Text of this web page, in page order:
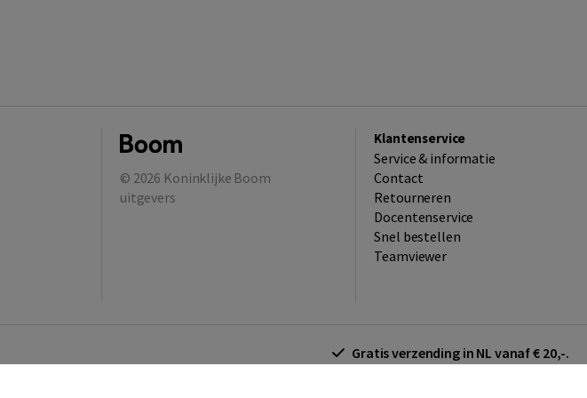
© 2026 Koninklijke Boom
uitgevers
Klantenservice
Service & informatie
Contact
Retourneren
Docentenservice
Snel bestellen
Teamviewer
Gratis verzending in NL vanaf € 20,-.